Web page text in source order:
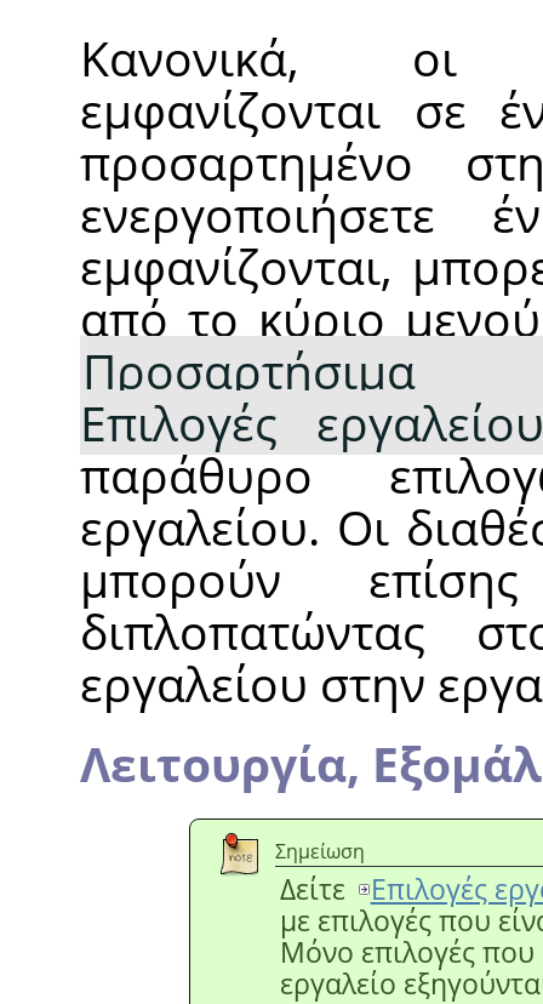
Κανονικά, οι
εμφανίζονται σε
προσαρτημένο
ενεργοποιήσετε
εμφανίζονται,
από το κύριο
Επιλογές εργαλείου
παράθυρο
εργαλείου. Οι
μπορούν
διπλοπατώντας
εργαλείου στην
Λειτουργία,
Σημείωση
Δείτε
Επιλογές
με επιλογές που
Μόνο επιλογές που
εργαλείο